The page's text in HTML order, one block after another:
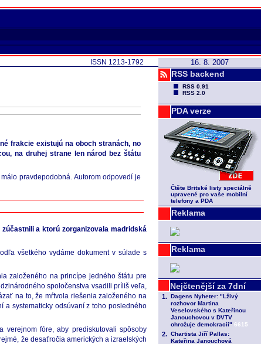
16. 8. 2007
RSS backend
RSS 0.91
RSS 2.0
PDA verze
Čtěte Britské listy speciálně
upravené pro vaše mobilní
telefony a PDA
Reklama
Reklama
ISSN 1213-1792
frakcie existujú na oboch stranách, no
na druhej strane len národ bez štátu
pravdepodobná. Autorom odpovedí je
a ktorú zorganizovala madridská
všetkého vydáme dokument v súlade s
založeného na princípe jedného štátu pre
spoločenstva vsadili príliš veľa,
na to, že mŕtvola riešenia založeného na
a systematicky odsúvaní z toho posledného
fóre, aby prediskutovali spôsoby
že desaťročia amerických a izraelských